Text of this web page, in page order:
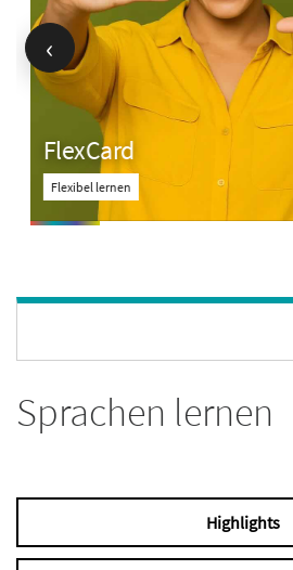
FlexCard
Flexibel lernen
‹
Sprachen lernen
Highlights